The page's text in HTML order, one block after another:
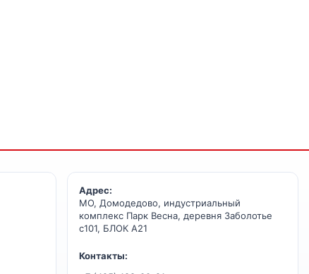
Адрес:
МО, Домодедово, индустриальный
комплекс Парк Весна, деревня Заболотье
с101, БЛОК А21
Контакты: